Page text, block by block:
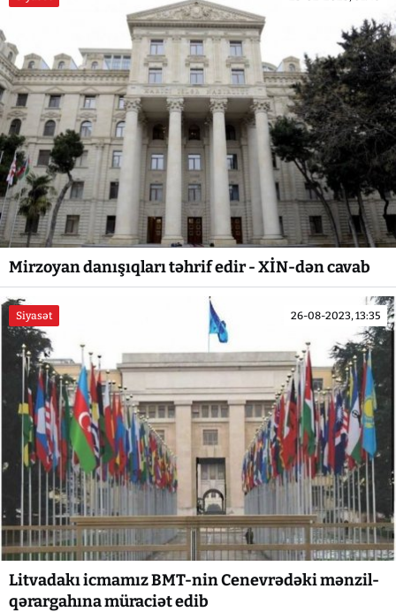
Mirzoyan danışıqları təhrif edir - XİN-dən cavab
Siyasət 26-08-2023, 13:35
Litvadakı icmamız BMT-nin Cenevrədəki mənzil-
qərargahına müraciət edib